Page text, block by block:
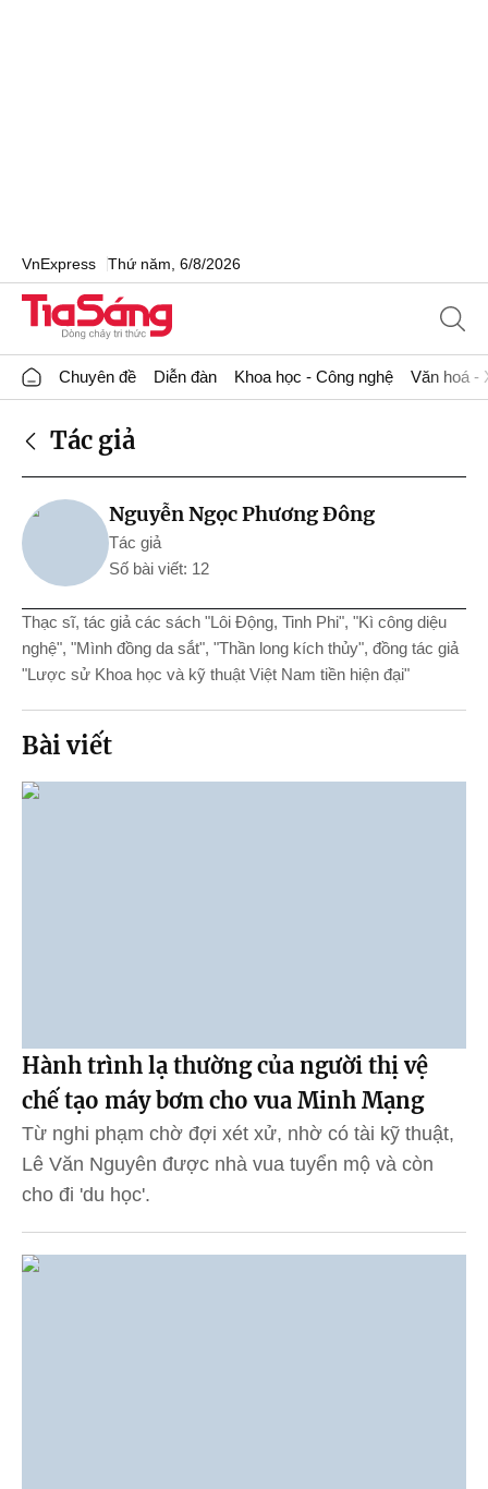
VnExpress Thứ năm, 6/8/2026
Chuyên đề Diễn đàn Khoa học - Công nghệ Văn hoá -
Tác giả
Nguyễn Ngọc Phương Đông
Tác giả
Số bài viết: 12
Thạc sĩ, tác giả các sách "Lôi Động, Tinh Phi", "Kì công diệu
nghệ", "Mình đồng da sắt", "Thần long kích thủy", đồng tác giả
"Lược sử Khoa học và kỹ thuật Việt Nam tiền hiện đại"
Bài viết
Hành trình lạ thường của người thị vệ
chế tạo máy bơm cho vua Minh Mạng
Từ nghi phạm chờ đợi xét xử, nhờ có tài kỹ thuật,
Lê Văn Nguyên được nhà vua tuyển mộ và còn
cho đi 'du học'.